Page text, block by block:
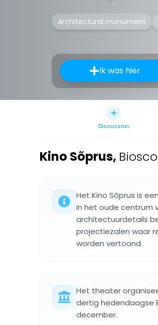
Architectural monument
Ik was hier
Discussion
Kino Sõprus,
Het Kino Sõprus is
in het oude centrum
architectuurdetails
projectiezalen waar
worden vertoond.
Het theater
dertig hedendaagse
december.